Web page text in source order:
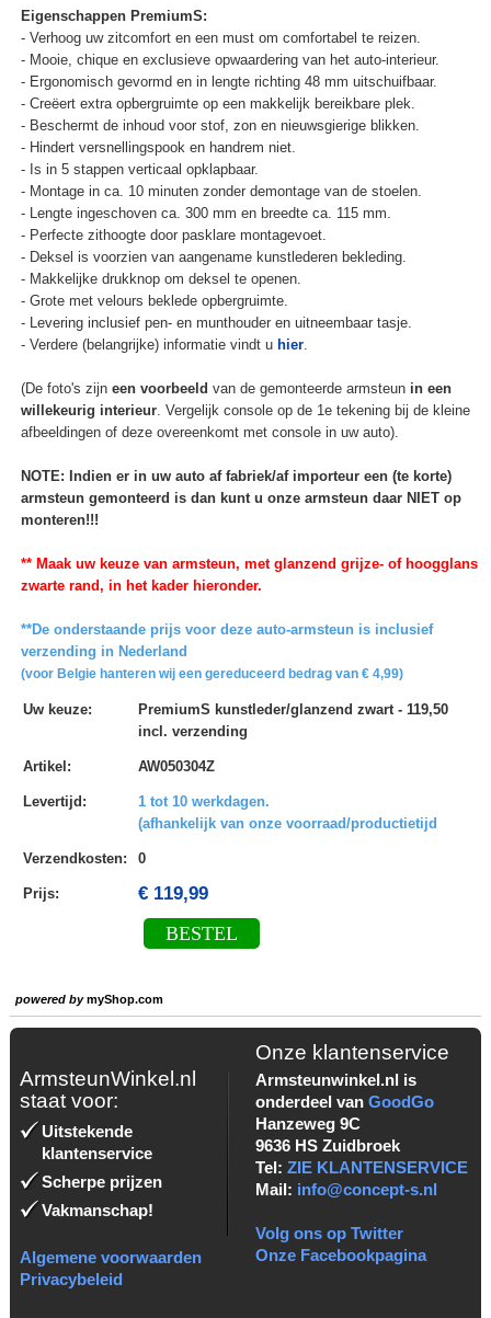
Eigenschappen PremiumS:
- Verhoog uw zitcomfort en een must om comfortabel te reizen.
- Mooie, chique en exclusieve opwaardering van het auto-interieur.
- Ergonomisch gevormd en in lengte richting 48 mm uitschuifbaar.
- Creëert extra opbergruimte op een makkelijk bereikbare plek.
- Beschermt de inhoud voor stof, zon en nieuwsgierige blikken.
- Hindert versnellingspook en handrem niet.
- Is in 5 stappen verticaal opklapbaar.
- Montage in ca. 10 minuten zonder demontage van de stoelen.
- Lengte ingeschoven ca. 300 mm en breedte ca. 115 mm.
- Perfecte zithoogte door pasklare montagevoet.
- Deksel is voorzien van aangename kunstlederen bekleding.
- Makkelijke drukknop om deksel te openen.
- Grote met velours beklede opbergruimte.
- Levering inclusief pen- en munthouder en uitneembaar tasje.
- Verdere (belangrijke) informatie vindt u hier.
(De foto's zijn een voorbeeld van de gemonteerde armsteun in een
willekeurig interieur. Vergelijk console op de 1e tekening bij de kleine
afbeeldingen of deze overeenkomt met console in uw auto).
NOTE: Indien er in uw auto af fabriek/af importeur een (te korte)
armsteun gemonteerd is dan kunt u onze armsteun daar NIET op
monteren!!!
** Maak uw keuze van armsteun, met glanzend grijze- of hoogglans
zwarte rand, in het kader hieronder.
**De onderstaande prijs voor deze auto-armsteun is inclusief
verzending in Nederland
(voor Belgie hanteren wij een gereduceerd bedrag van € 4,99)
Uw keuze:
PremiumS kunstleder/glanzend zwart - 119,50
incl. verzending
Artikel : AW050304Z
Levertijd :
1 tot 10 werkdagen.
(afhankelijk van onze voorraad/productietijd
Verzendkosten: 0
Prijs: € 119,99
BESTEL
powered bymyShop.com
ArmsteunWinkel.nl
staat voor:
Uitstekende
klantenservice
Scherpe prijzen
Vakmanschap!
Algemene voorwaarden
Privacybeleid
Onze klantenservice
Armsteunwinkel.nl is
onderdeel van GoodGo
Hanzeweg 9C
9636 HS Zuidbroek
Tel: ZIE KLANTENSERVICE
Mail: info@concept-s.nl
Volg ons op Twitter
Onze Facebookpagina